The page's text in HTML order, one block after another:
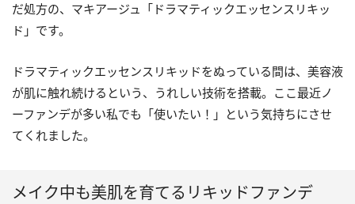
だ処方の、マキアージュ「ドラマティックエッセンスリキッ
ド」です。
ドラマティックエッセンスリキッドをぬっている間は、美容液
が肌に触れ続けるという、うれしい技術を搭載。ここ最近ノ
ーファンデが多い私でも「使いたい！」という気持ちにさせ
てくれました。
メイク中も美肌を育てるリキッドファンデ